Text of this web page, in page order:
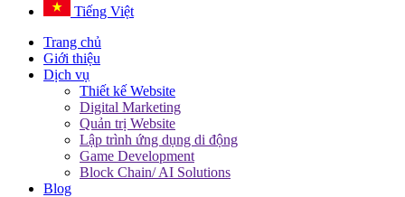
Tiếng Việt
Trang chủ
Giới thiệu
Dịch vụ
Thiết kế Website
Digital Marketing
Quản trị Website
Lập trình ứng dụng di động
Game Development
Block Chain/ AI Solutions
Blog